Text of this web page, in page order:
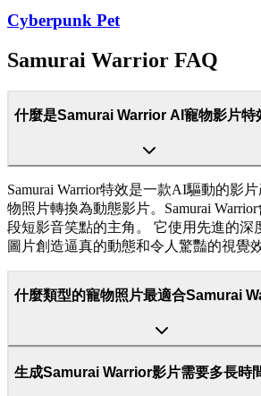
Cyberpunk Pet
Samurai Warrior FAQ
什麼是Samurai Warrior AI寵物影片特
Samurai Warrior特效是一款AI驅動的影
物照片轉換為動態影片。Samurai
段短影音笑點的主角。 它使用先進的深
圖片創造逼真的動態和令人驚豔的視覺效
什麼類型的寵物照片最適合Samurai
生成Samurai Warrior影片需要多長時